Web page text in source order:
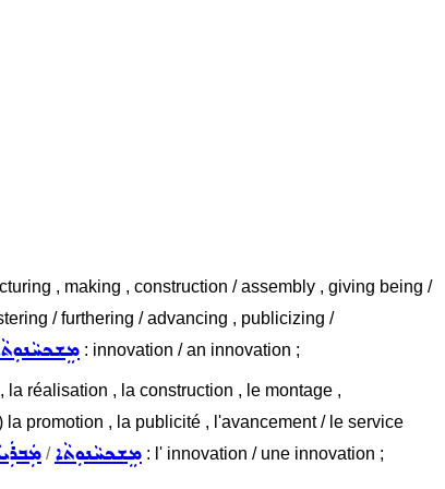
, making , construction / assembly , giving being /
/ furthering / advancing , publicizing /
: innovation / an innovation ;
réalisation , la construction , le montage ,
promotion , la publicité , l'avancement / le service
/ܡܸܫܟܚܵܢܘܼܬܵܐ : l' innovation / une innovation ;